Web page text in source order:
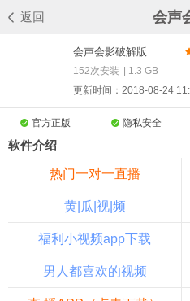
返回 会声
会声会影破解版
v12.0.0157.0
152次安装
1.3 GB
更新时间：2018-08-24
官方正版 隐私安全
软件介绍
热门一对一直播
黄|瓜|视|频
福利小视频app下载
男人都喜欢的视频